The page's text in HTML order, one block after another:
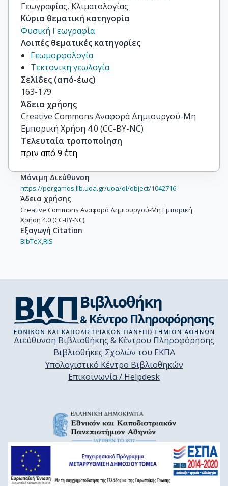
Γεωγραφίας, Κλιματολογίας
Κύρια θεματική κατηγορία
Φυσική Γεωγραφία
Λοιπές θεματικές κατηγορίες
Γεωμορφολογία
Τεκτονικη γεωλογία
Σελίδες (από-έως)
163-179
Άδεια χρήσης
Creative Commons Αναφορά Δημιουργού-Μη
Εμπορική Χρήση 4.0 (CC-BY-NC)
Τελευταία τροποποίηση
πριν από 9 έτη
Μόνιμη Διεύθυνση
https://pergamos.lib.uoa.gr/uoa/dl/object/1042716
Άδεια χρήσης
Creative Commons Αναφορά Δημιουργού-Μη Εμπορική
Χρήση 4.0 (CC-BY-NC)
Εξαγωγή Citation
BibTeX,RIS
Διεύθυνση Βιβλιοθήκης & Κέντρου Πληροφόρησης
Βιβλιοθήκες Σχολών του ΕΚΠΑ
Υπολογιστικό Κέντρο Βιβλιοθηκών
Επικοινωνία / Helpdesk